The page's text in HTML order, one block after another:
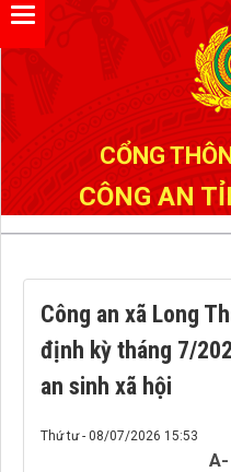
CỔNG
CÔNG AN
Công an xã Long
định kỳ tháng 7/
an sinh xã hội
Thứ tư - 08/07/2026 15:53
A-